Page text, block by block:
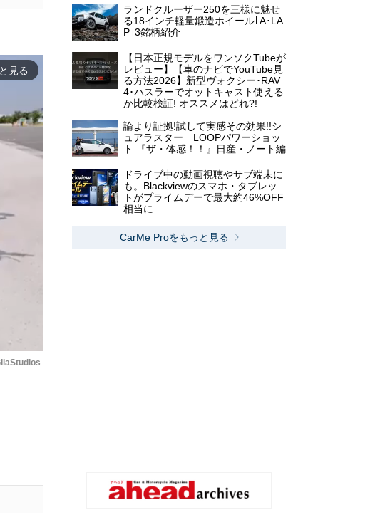
見る
ランドクルーザー250を三様に魅せ
る18インチ軽量鍛造ホイール｢A･LA
P｣3銘柄紹介
【日本正規モデルをワンソクTubeが
レビュー】【車のナビでYouTube見
る方法2026】新型ヴォクシー･RAV
4･ハスラーでオットキャスト使える
か比較検証! オススメはどれ?!
論より証拠!試して実感その効果!!シ
ュアラスター LOOPパワーショッ
ト 『ザ・体感！！』日産・ノート編
ドライブ中の動画視聴やサブ端末に
も。Blackviewのスマホ・タブレッ
トがプライムデーで最大約46%OFF
相当に
CarMe Proをもっと見る